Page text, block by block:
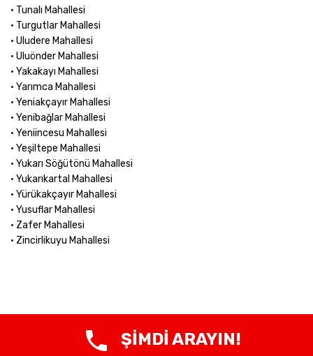
• Tunalı Mahallesi
• Turgutlar Mahallesi
• Uludere Mahallesi
• Uluönder Mahallesi
• Yakakayı Mahallesi
• Yarımca Mahallesi
• Yeniakçayır Mahallesi
• Yenibağlar Mahallesi
• Yeniincesu Mahallesi
• Yeşiltepe Mahallesi
• Yukarı Söğütönü Mahallesi
• Yukarıkartal Mahallesi
• Yürükakçayır Mahallesi
• Yusuflar Mahallesi
• Zafer Mahallesi
• Zincirlikuyu Mahallesi
ŞİMDİ ARAYIN!